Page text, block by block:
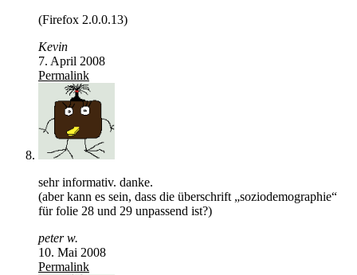
(Firefox 2.0.0.13)
Kevin
7. April 2008
Permalink
sehr informativ. danke.
(aber kann es sein, dass die überschrift „soziodemographie“
für folie 28 und 29 unpassend ist?)
peter w.
10. Mai 2008
Permalink